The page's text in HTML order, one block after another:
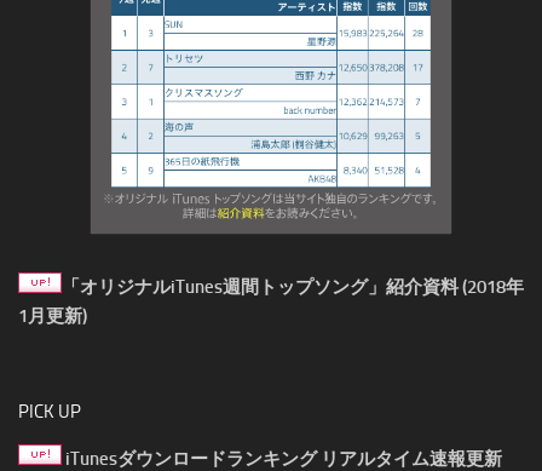
「オリジナルiTunes週間トップソング」紹介資料 (2018年
1月更新)
PICK UP
iTunesダウンロードランキング リアルタイム速報更新